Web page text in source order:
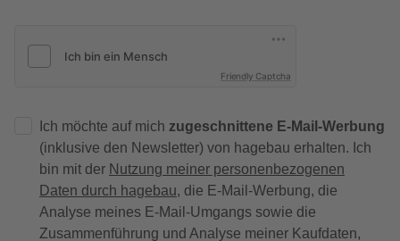
Friendly Captcha
Ich möchte auf mich zugeschnittene E-Mail-Werbung
(inklusive den Newsletter) von hagebau erhalten. Ich
bin mit der Nutzung meiner personenbezogenen
Daten durch hagebau, die E-Mail-Werbung, die
Analyse meines E-Mail-Umgangs sowie die
Zusammenführung und Analyse meiner Kaufdaten,